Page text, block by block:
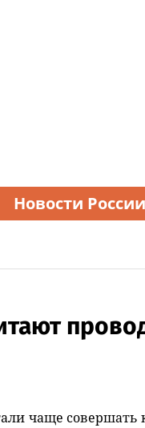
Новости России
чаще совершать